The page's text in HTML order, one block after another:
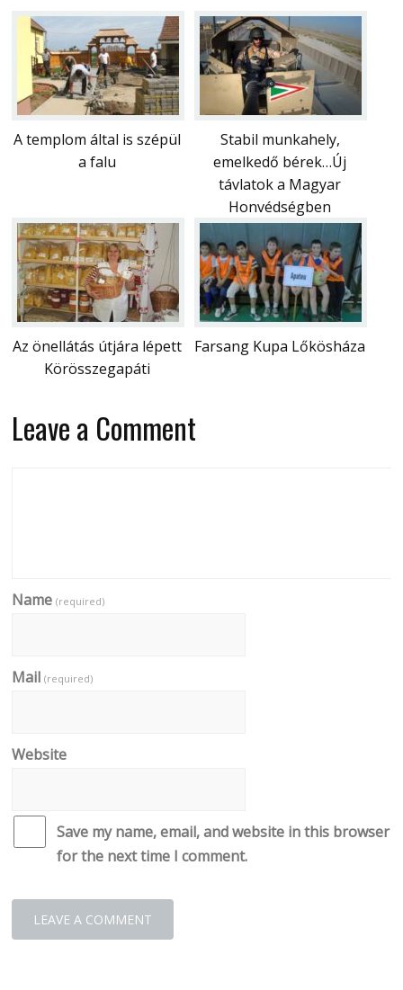
A templom által is szépül
a falu
Stabil munkahely,
emelkedő bérek…Új
távlatok a Magyar
Honvédségben
Az önellátás útjára lépett
Körösszegapáti
Farsang Kupa Lőkösháza
Leave a Comment
Name(required)
Mail(required)
Website
Save my name, email, and website in this browser
for the next time I comment.